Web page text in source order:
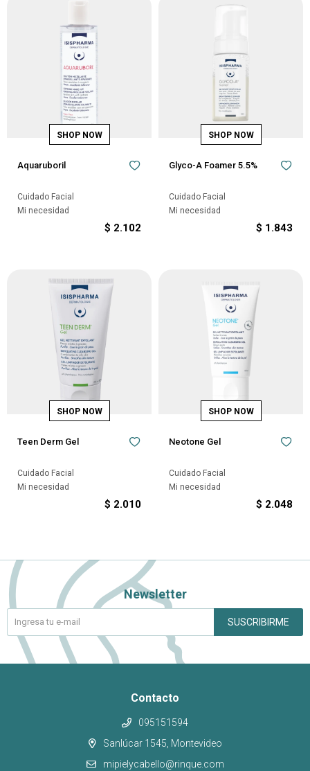
Aquaruboril
Cuidado Facial
Mi necesidad
$ 2.102
Glyco-A Foamer 5.5%
Cuidado Facial
Mi necesidad
$ 1.843
Teen Derm Gel
Cuidado Facial
Mi necesidad
$ 2.010
Neotone Gel
Cuidado Facial
Mi necesidad
$ 2.048
Contacto
095151594
Sanlúcar 1545, Montevideo
mipielycabello@rinque.com
Newsletter
SUSCRIBIRME